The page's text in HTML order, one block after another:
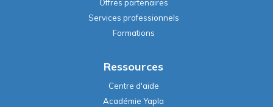
Offres partenaires
Services professionnels
Formations
Ressources
Centre d'aide
Académie Yapla